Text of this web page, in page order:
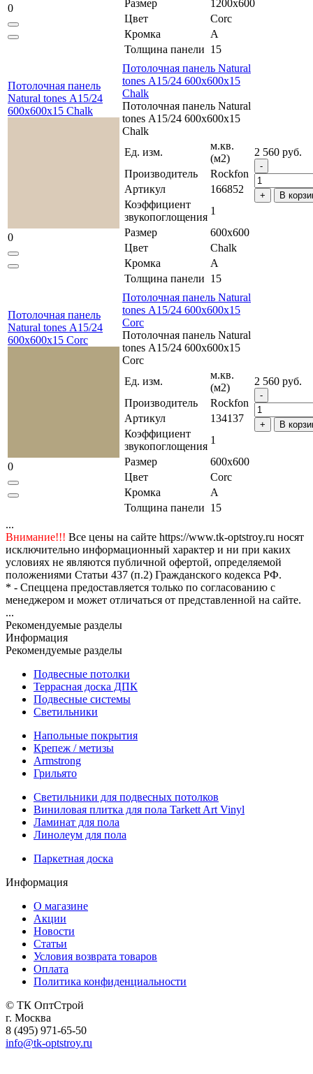
0 Размер
1200x600
Цвет
Corc
Кромка
A
Толщина панели 15
Потолочная панель
Natural tones А15/24
600x600x15 Chalk
0
Потолочная панель Natural
tones А15/24 600x600x15
Chalk
Потолочная панель Natural
tones А15/24 600x600x15
Chalk
Ед. изм.
м.кв.
(м2)
Производитель
Rockfon
Артикул
166852
Коэффициент
звукопоглощения
1
Размер
600x600
Цвет
Chalk
Кромка
A
Толщина панели 15
2 560 руб.
В
Потолочная панель
Natural tones А15/24
600x600x15 Corc
0
Потолочная панель Natural
tones А15/24 600x600x15
Corc
Потолочная панель Natural
tones А15/24 600x600x15
Corc
Ед. изм.
м.кв.
(м2)
Производитель
Rockfon
Артикул
134137
Коэффициент
звукопоглощения
1
Размер
600x600
Цвет
Corc
Кромка
A
Толщина панели 15
2 560 руб.
В
...
Внимание!!! Все цены на сайте https://www.tk-optstroy.ru носят
исключительно информационный характер и ни при каких
условиях не являются публичной офертой, определяемой
положениями Статьи 437 (п.2) Гражданского кодекса РФ.
* - Спеццена предоставляется только по согласованию с
менеджером и может отличаться от представленной на сайте.
...
Рекомендуемые разделы
Информация
Рекомендуемые разделы
Подвесные потолки
Террасная доска ДПК
Подвесные системы
Светильники
Напольные покрытия
Крепеж / метизы
Armstrong
Грильято
Светильники для подвесных потолков
Виниловая плитка для пола Tarkett Art Vinyl
Ламинат для пола
Линолеум для пола
Паркетная доска
Информация
О магазине
Акции
Новости
Статьи
Условия возврата товаров
Оплата
Политика конфиденциальности
© ТК ОптСтрой
г. Москва
8 (495) 971-65-50
info@tk-optstroy.ru